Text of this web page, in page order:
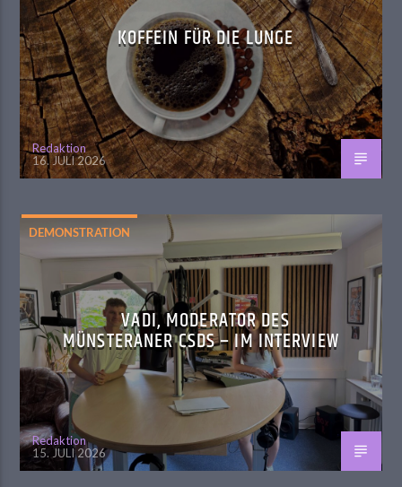
KOFFEIN FÜR DIE LUNGE
Redaktion
16. JULI 2026
DEMONSTRATION
VADI, MODERATOR DES
MÜNSTERANER CSDS – IM INTERVIEW
Redaktion
15. JULI 2026